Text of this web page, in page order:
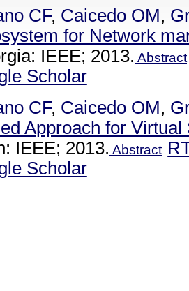
CF, Caicedo OM,
for Network
IEEE; 2013. Abstract
Scholar
CF, Caicedo OM,
Approach for
IEEE; 2013. Abstract
Scholar